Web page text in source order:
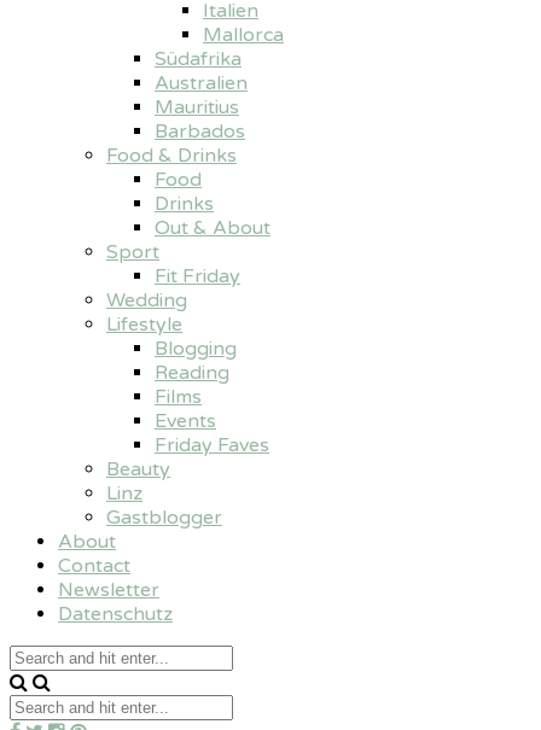
Italien
Mallorca
Südafrika
Australien
Mauritius
Barbados
Food & Drinks
Food
Drinks
Out & About
Sport
Fit Friday
Wedding
Lifestyle
Blogging
Reading
Films
Events
Friday Faves
Beauty
Linz
Gastblogger
About
Contact
Newsletter
Datenschutz